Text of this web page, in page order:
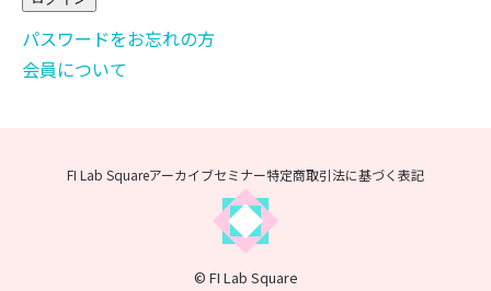
パスワードをお忘れの方
会員について
FI Lab Squareアーカイブセミナー特定商取引法に基づく表記
© FI Lab Square